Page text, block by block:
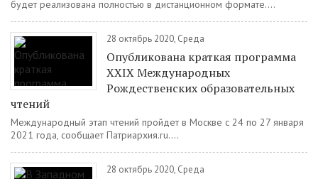
будет реализована полностью в дистанционном формате....
28 октябрь 2020, Среда
Опубликована краткая программа
XXIХ Международных
Рождественских образовательных
чтений
Международный этап чтений пройдет в Москве с 24 по 27 января
2021 года, сообщает Патриархия.ru....
28 октябрь 2020, Среда